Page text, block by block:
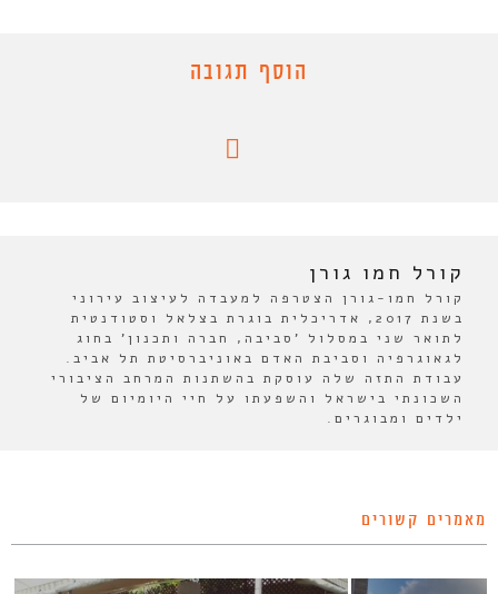
הוסף תגובה
קורל חמו גורן
קורל חמו-גורן הצטרפה למעבדה לעיצוב עירוני
בשנת 2017, אדריכלית בוגרת בצלאל וסטודנטית
לתואר שני במסלול 'סביבה, חברה ותכנון' בחוג
לגאוגרפיה וסביבת האדם באוניברסיטת תל אביב.
עבודת התזה שלה עוסקת בהשתנות המרחב הציבורי
השכונתי בישראל והשפעתו על חיי היומיום של
ילדים ומבוגרים.
מאמרים קשורים